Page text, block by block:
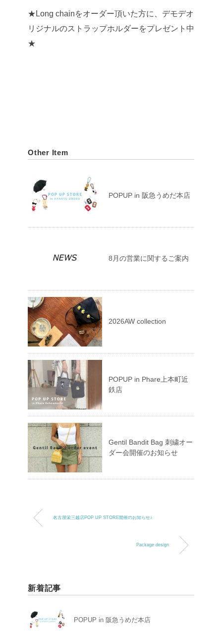
★Long chainをオーダー頂いた方に、デモデオ
リジナルのストラップホルダーをプレゼント中
★
Other Item
POPUP in 阪急うめだ本店
8月の営業に関するご案内
2026AW collection
POPUP in Phare上本町近
鉄店
Gentil Bandit Bag 刺繍オー
ダー会開催のお知らせ
名古屋栄三越店POP UP STORE開催のお知らせ♪
Package design
新着記事
POPUP in 阪急うめだ本店